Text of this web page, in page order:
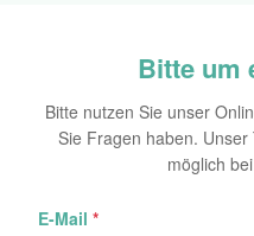
Bitte um
Bitte nutzen Sie unser
Sie Fragen haben.
möglich
E-Mail *